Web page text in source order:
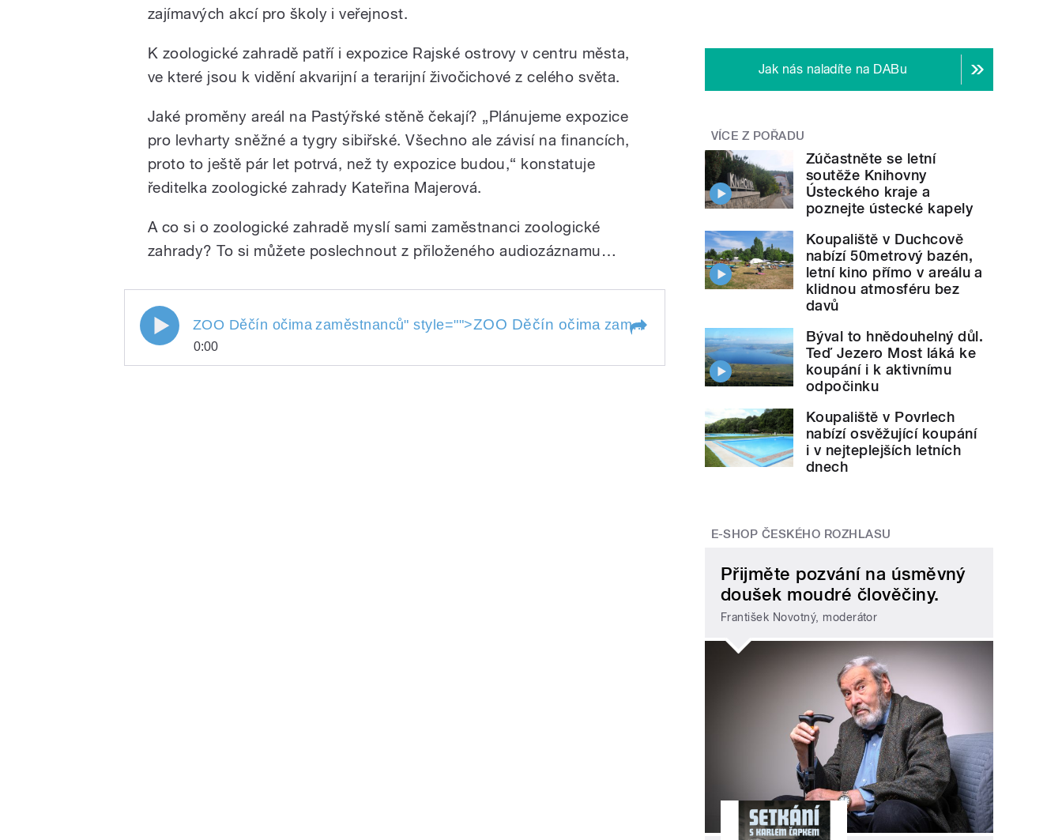
pause
zajímavých akcí pro školy i veřejnost.
K zoologické zahradě patří i expozice Rajské ostrovy v centru města,
ve které jsou k vidění akvarijní a terarijní živočichové z celého světa.
Jaké proměny areál na Pastýřské stěně čekají? „Plánujeme expozice
pro levharty sněžné a tygry sibiřské. Všechno ale závisí na financích,
proto to ještě pár let potrvá, než ty expozice budou,“ konstatuje
ředitelka zoologické zahrady Kateřina Majerová.
A co si o zoologické zahradě myslí sami zaměstnanci zoologické
zahrady? To si můžete poslechnout z přiloženého audiozáznamu…
ZOO Děčín očima zaměstnanců" style="">ZOO Děčín očima zaměstnanců " style="">ZOO Děčín očima
0:00
Jak nás naladíte na DABu
VÍCE Z POŘADU
Zúčastněte se letní
soutěže Knihovny
Ústeckého kraje a
poznejte ústecké kapely
Koupaliště v Duchcově
nabízí 50metrový bazén,
letní kino přímo v areálu a
klidnou atmosféru bez
davů
Býval to hnědouhelný důl.
Teď Jezero Most láká ke
koupání i k aktivnímu
odpočinku
Koupaliště v Povrlech
nabízí osvěžující koupání
i v nejteplejších letních
dnech
E-SHOP ČESKÉHO ROZHLASU
Přijměte pozvání na úsměvný
doušek moudré člověčiny.
František Novotný, moderátor